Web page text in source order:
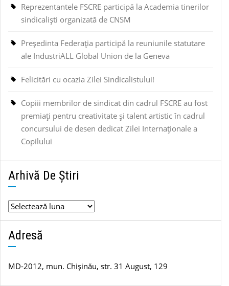
Reprezentantele FSCRE participă la Academia tinerilor
sindicaliști organizată de CNSM
Președinta Federația participă la reuniunile statutare
ale IndustriALL Global Union de la Geneva
Felicitări cu ocazia Zilei Sindicalistului!
Copiii membrilor de sindicat din cadrul FSCRE au fost
premiați pentru creativitate și talent artistic în cadrul
concursului de desen dedicat Zilei Internaționale a
Copilului
Arhivă De Știri
Arhivă
de
știri
Adresă
MD-2012, mun. Chișinău, str. 31 August, 129